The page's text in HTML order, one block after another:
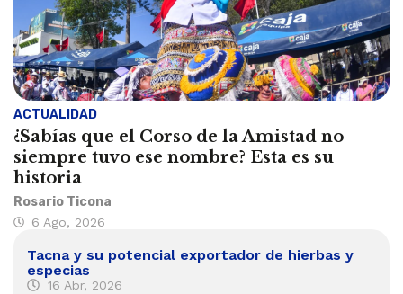
ACTUALIDAD
¿Sabías que el Corso de la Amistad no
siempre tuvo ese nombre? Esta es su
historia
Rosario Ticona
6 Ago, 2026
Tacna y su potencial exportador de hierbas y
especias
16 Abr, 2026